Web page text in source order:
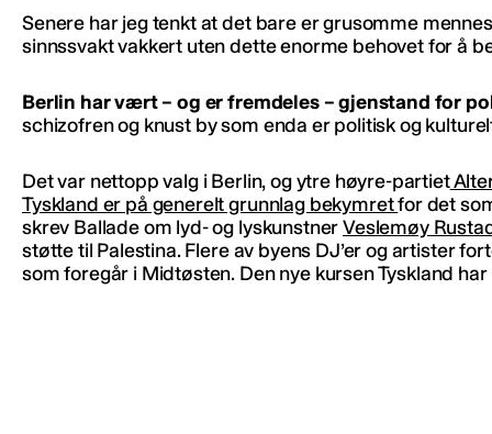
Senere har jeg tenkt at det bare er grusomme
sinnssvakt vakkert uten dette enorme behovet for å
Berlin har vært – og er fremdeles – gjenstand for
schizofren og knust by som enda er politisk og
Det var nettopp valg i Berlin, og ytre høyre-partiet
Tyskland er på generelt grunnlag bekymretfor det
skrev Ballade om lyd- og lyskunstnerVeslemøy
støtte til Palestina. Flere av byens DJ’er og artister
som foregår i Midtøsten. Den nye kursen Tyskland